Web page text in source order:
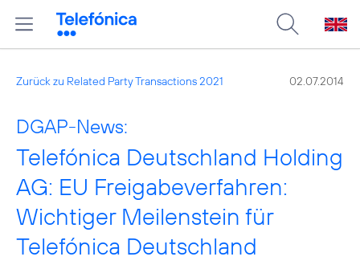
Zurück zu Related Party Transactions 2021 02.07.2014
DGAP-News:
Telefónica Deutschland Holding
AG: EU Freigabeverfahren:
Wichtiger Meilenstein für
Telefónica Deutschland